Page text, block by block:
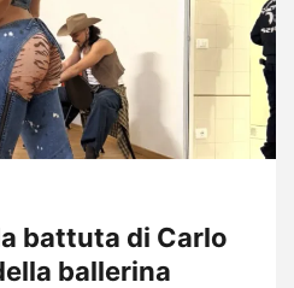
battuta di Carlo
ballerina